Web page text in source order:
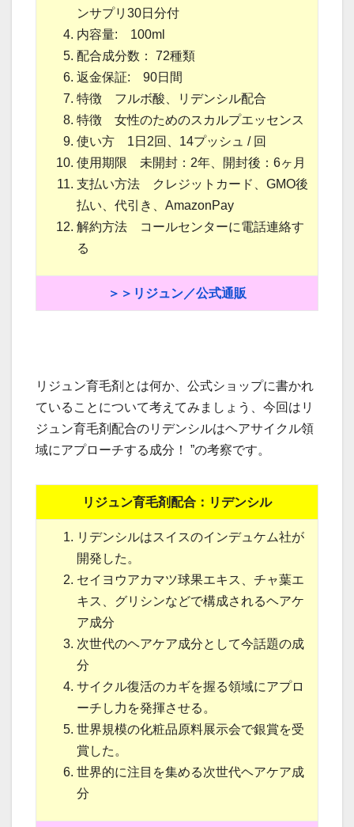
ンサプリ30日分付
内容量: 100ml
配合成分数： 72種類
返金保証: 90日間
特徴 フルボ酸、リデンシル配合
特徴 女性のためのスカルプエッセンス
使い方 1日2回、14プッシュ / 回
使用期限 未開封：2年、開封後：6ヶ月
支払い方法 クレジットカード、GMO後
払い、代引き、AmazonPay
解約方法 コールセンターに電話連絡す
る
＞＞リジュン／公式通販
リジュン育毛剤とは何か、公式ショップに書かれ
ていることについて考えてみましょう、今回はリ
ジュン育毛剤配合のリデンシルはヘアサイクル領
域にアプローチする成分！ ”の考察です。
リジュン育毛剤配合：リデンシル
リデンシルはスイスのインデュケム社が
開発した。
セイヨウアカマツ球果エキス、チャ葉エ
キス、グリシンなどで構成されるヘアケ
ア成分
次世代のヘアケア成分として今話題の成
分
サイクル復活のカギを握る領域にアプロ
ーチし力を発揮させる。
世界規模の化粧品原料展示会で銀賞を受
賞した。
世界的に注目を集める次世代ヘアケア成
分